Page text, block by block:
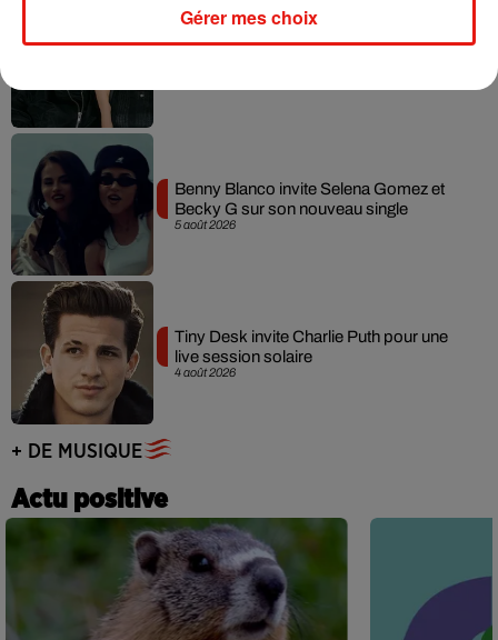
Angèle et Amélie Lens dévoilent leur
5 août 2026
Benny Blanco invite Selena Gomez et
Becky G sur son nouveau single
4 août 2026
Tiny Desk invite Charlie Puth pour une
live session solaire
+ DE MUSIQUE
Actu positive
Gérer mes choix